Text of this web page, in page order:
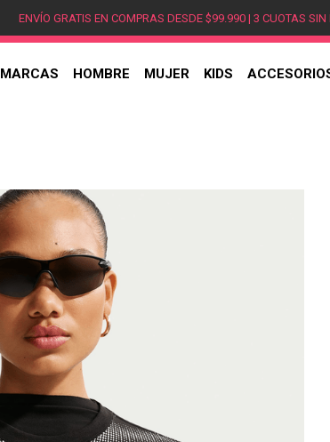
ENVÍO GRATIS EN COMPRAS DESDE $99.990 | 3 CUOTAS SIN
MARCAS HOMBRE MUJER KIDS